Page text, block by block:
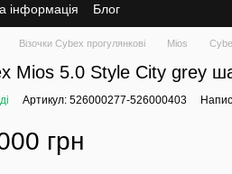
інформація Блог
Візочки Cybex прогулянкові Mios
Mios 5.0 Style City grey
Артикул: 526000277-526000403
грн